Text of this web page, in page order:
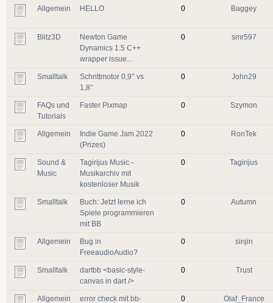
Allgemein HELLO 0 Baggey
Blitz3D
Newton Game
Dynamics 1.5 C++
wrapper issue...
0 smr597
Smalltalk
Schrittmotor 0,9° vs
1,8°
0 John29
FAQs und
Tutorials
Faster Pixmap 0 Szymon
Allgemein
Indie Game Jam 2022
(Prizes)
0 RonTek
Sound &
Music
Tagirijus Music -
Musikarchiv mit
kostenloser Musik
0 Tagirijus
Smalltalk
Buch: Jetzt lerne ich
Spiele programmieren
mit BB
0 Autumn
Allgemein
Bug in
FreeaudioAudio?
0 sinjin
Smalltalk
dartbb <basic-style-
canvas in dart />
0 Trust
Allgemein
error check mit bb-
0 Olaf_France